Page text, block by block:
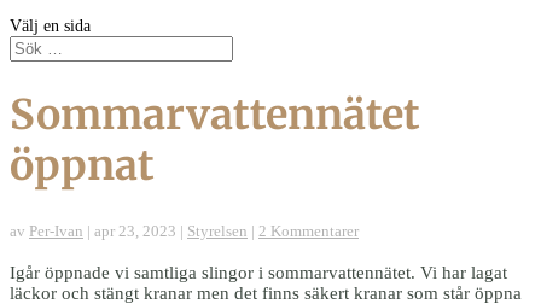
Välj en sida
Sommarvattennätet
öppnat
av Per-Ivan | apr 23, 2023 | Styrelsen | 2 Kommentarer
Igår öppnade vi samtliga slingor i sommarvattennätet. Vi har lagat
läckor och stängt kranar men det finns säkert kranar som står öppna